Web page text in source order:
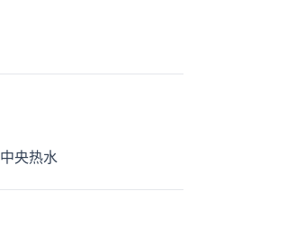
中央热水